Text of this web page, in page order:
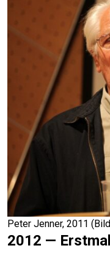
Peter Jenner, 2011
2012 —